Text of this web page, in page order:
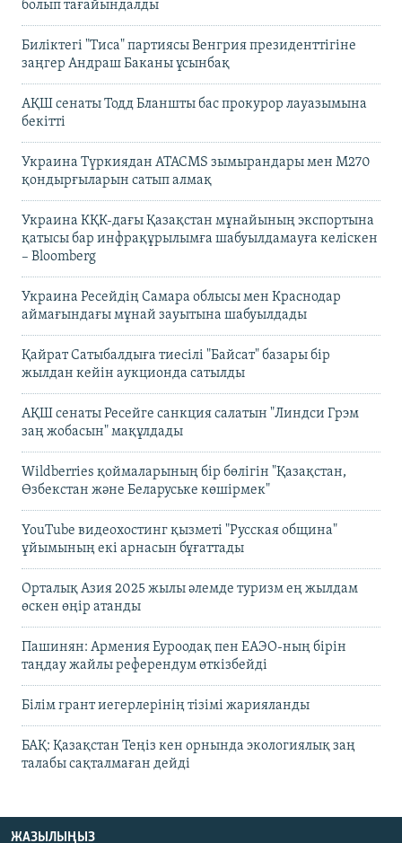
болып тағайындалды
Биліктегі "Тиса" партиясы Венгрия президенттігіне
заңгер Андраш Баканы ұсынбақ
АҚШ сенаты Тодд Бланшты бас прокурор лауазымына
бекітті
Украина Түркиядан ATACMS зымырандары мен M270
қондырғыларын сатып алмақ
Украина КҚК-дағы Қазақстан мұнайының экспортына
қатысы бар инфрақұрылымға шабуылдамауға келіскен
– Bloomberg
Украина Ресейдің Самара облысы мен Краснодар
аймағындағы мұнай зауытына шабуылдады
Қайрат Сатыбалдыға тиесілі "Байсат" базары бір
жылдан кейін аукционда сатылды
АҚШ сенаты Ресейге санкция салатын "Линдси Грэм
заң жобасын" мақұлдады
Wildberries қоймаларының бір бөлігін "Қазақстан,
Өзбекстан және Беларуське көшірмек"
YouTube видеохостинг қызметі "Русская община"
ұйымының екі арнасын бұғаттады
Орталық Азия 2025 жылы әлемде туризм ең жылдам
өскен өңір атанды
Пашинян: Армения Еуроодақ пен ЕАЭО-ның бірін
таңдау жайлы референдум өткізбейді
Білім грант иегерлерінің тізімі жарияланды
БАҚ: Қазақстан Теңіз кен орнында экологиялық заң
талабы сақталмаған дейді
ЖАЗЫЛЫҢЫЗ